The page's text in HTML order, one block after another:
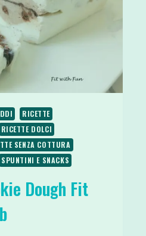
RICETTE
RICETTE DOLCI
SENZA COTTURA
SPUNTINI E SNACKS
Dough Fit